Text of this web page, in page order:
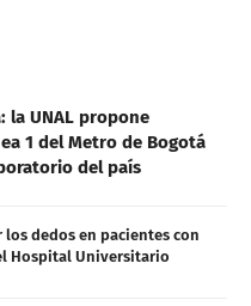
la UNAL propone
1 del Metro de Bogotá
del país
dedos en pacientes con
Hospital Universitario